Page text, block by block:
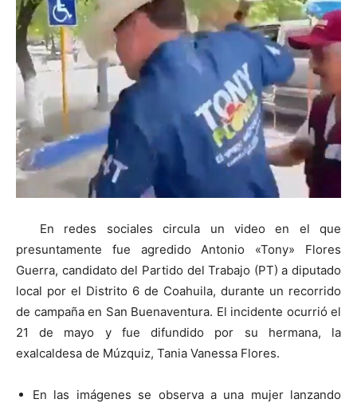
En redes sociales circula un video en el que
presuntamente fue agredido Antonio «Tony» Flores
Guerra, candidato del Partido del Trabajo (PT) a diputado
local por el Distrito 6 de Coahuila, durante un recorrido
de campaña en San Buenaventura. El incidente ocurrió el
21 de mayo y fue difundido por su hermana, la
exalcaldesa de Múzquiz, Tania Vanessa Flores.
En las imágenes se observa a una mujer lanzando